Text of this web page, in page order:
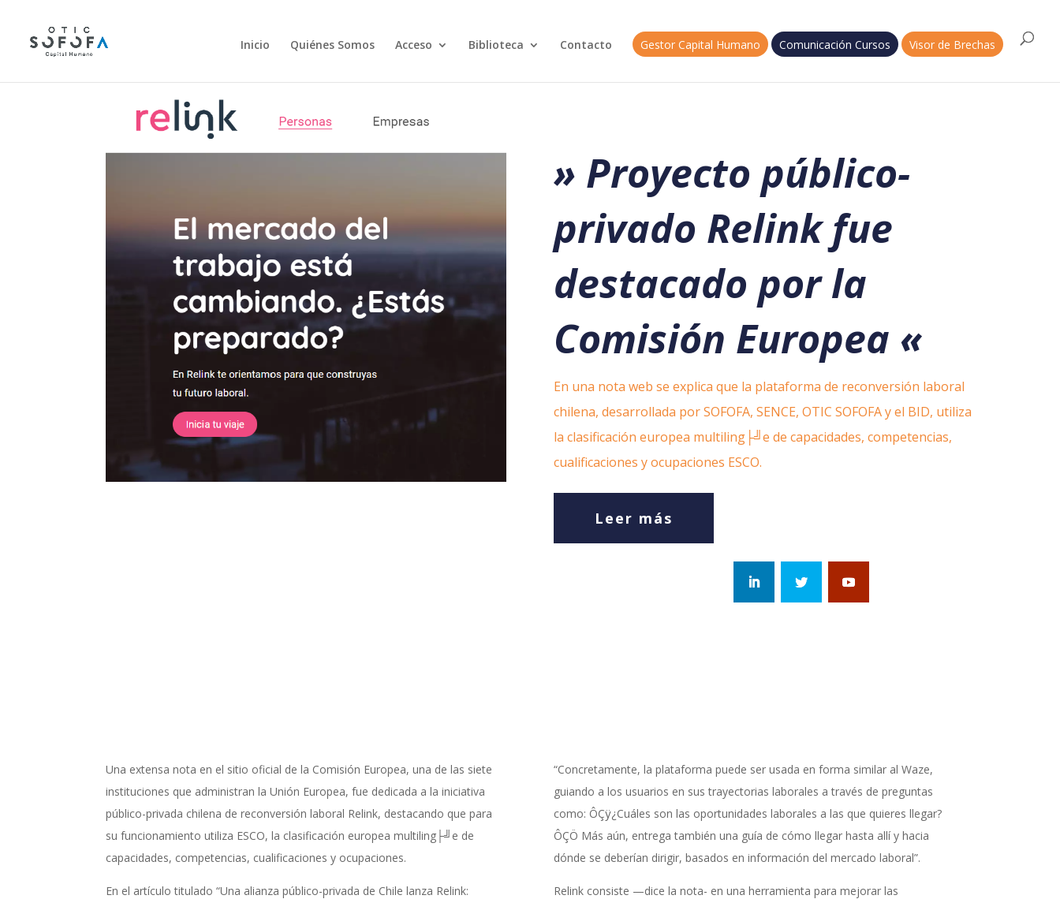
Inicio Quiénes Somos Acceso Biblioteca Contacto Gestor Capital Humano Comunicación Cursos Visor de Brechas
» Proyecto público-
privado Relink fue
destacado por la
Comisión Europea «
En una nota web se explica que la plataforma de reconversión laboral
chilena, desarrollada por SOFOFA, SENCE, OTIC SOFOFA y el BID, utiliza
la clasificación europea multiling├╝e de capacidades, competencias,
cualificaciones y ocupaciones ESCO.
Leer más
Una extensa nota en el sitio oficial de la Comisión Europea, una de las siete
instituciones que administran la Unión Europea, fue dedicada a la iniciativa
público-privada chilena de reconversión laboral Relink, destacando que para
su funcionamiento utiliza ESCO, la clasificación europea multiling├╝e de
capacidades, competencias, cualificaciones y ocupaciones.
En el artículo titulado “Una alianza público-privada de Chile lanza Relink:
“Concretamente, la plataforma puede ser usada en forma similar al Waze,
guiando a los usuarios en sus trayectorias laborales a través de preguntas
como: ÔÇÿ¿Cuáles son las oportunidades laborales a las que quieres llegar?
ÔÇÖ Más aún, entrega también una guía de cómo llegar hasta allí y hacia
dónde se deberían dirigir, basados en información del mercado laboral”.
Relink consiste —dice la nota- en una herramienta para mejorar las